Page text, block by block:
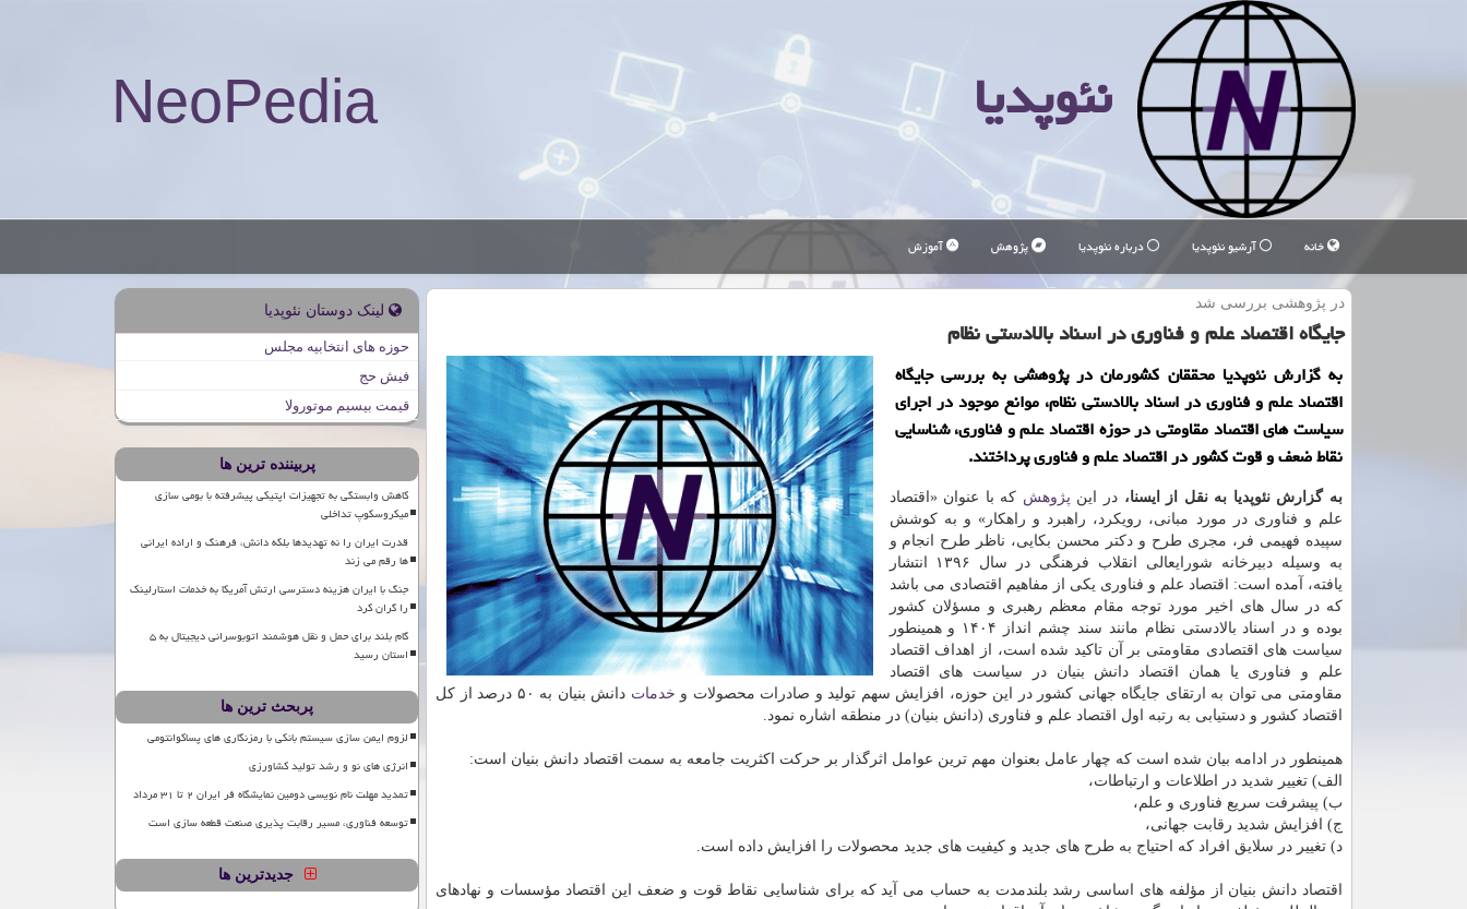
نئوپدیا NeoPedia
خانه آرشیو نئوپدیا درباره نئوپدیا پژوهش آموزش
در پژوهشی بررسی شد
جایگاه اقتصاد علم و فناوری در اسناد بالادستی نظام
به گزارش نئوپدیا محققان كشورمان در پژوهشی به بررسی جایگاه
اقتصاد علم و فناوری در اسناد بالادستی نظام، موانع موجود در اجرای
سیاست‏ های اقتصاد مقاومتی در حوزه اقتصاد علم و فناوری، شناسایی
نقاط ضعف و قوت كشور در اقتصاد علم و فناوری پرداختند.
به گزارش نئوپدیا به نقل از ایسنا،در این پژوهش كه با عنوان «اقتصاد
علم و فناوری در مورد مبانی، رویكرد، راهبرد و راهكار» و به كوشش
سپیده فهیمی فر، مجری طرح و دكتر محسن بكایی، ناظر طرح انجام و
به وسیله دبیرخانه شورایعالی انقلاب فرهنگی در سال ۱۳۹۶ انتشار
یافته، آمده است: اقتصاد علم و فناوری یكی از مفاهیم اقتصادی می باشد
كه در سال های اخیر مورد توجه مقام معظم رهبری و مسؤلان كشور
بوده و در اسناد بالادستی نظام مانند سند چشم انداز ۱۴۰۴ و همینطور
سیاست‏ های اقتصادی مقاومتی بر آن تاكید شده است، از اهداف اقتصاد
علم و فناوری یا همان اقتصاد دانش بنیان در سیاست‏ های اقتصاد
مقاومتی می توان به ارتقای جایگاه جهانی كشور در این حوزه، افزایش سهم تولید و صادرات محصولات و خدمات
دانش بنیان به ۵۰ درصد از كل
اقتصاد كشور و دستیابی به رتبه اول اقتصاد علم و فناوری (دانش بنیان) در منطقه اشاره نمود.
همینطور در ادامه بیان شده است كه چهار عامل بعنوان مهم ترین عوامل اثرگذار بر حركت اكثریت جامعه به سمت اقتصاد دانش بنیان است:
الف) تغییر شدید در اطلاعات و ارتباطات،
ب) پیشرفت سریع فناوری و علم،
ج) افزایش شدید رقابت جهانی،
د) تغییر در سلایق افراد كه احتیاج به طرح های جدید و كیفیت های جدید محصولات را افزایش داده است.
اقتصاد دانش بنیان از مؤلفه های اساسی رشد بلندمدت به حساب می آید كه برای شناسایی نقاط قوت و ضعف این اقتصاد مؤسسات و نهادهای
لینک دوستان نئوپدیا
حوزه های انتخابیه مجلس
فیش حج
قیمت بیسیم موتورولا
پربیننده ترین ها
کاهش وابستگی به تجهیزات اپتیکی پیشرفته با بومی سازی
میکروسکوپ تداخلی
قدرت ایران را نه تهدیدها بلکه دانش، فرهنگ و اراده ایرانی
ها رقم می زند
جنگ با ایران هزینه دسترسی ارتش آمریکا به خدمات استارلینک
را گران کرد
گام بلند برای حمل و نقل هوشمند اتوبوسرانی دیجیتال به ۵
استان رسید
پربحث ترین ها
لزوم ایمن سازی سیستم بانکی با رمزنگاری های پساکوانتومی
انرژی های نو و رشد تولید کشاورزی
تمدید مهلت نام نویسی دومین نمایشگاه فر ایران ۲ تا ۳۱ مرداد
توسعه فناوری، مسیر رقابت پذیری صنعت قطعه سازی است
جدیدترین ها